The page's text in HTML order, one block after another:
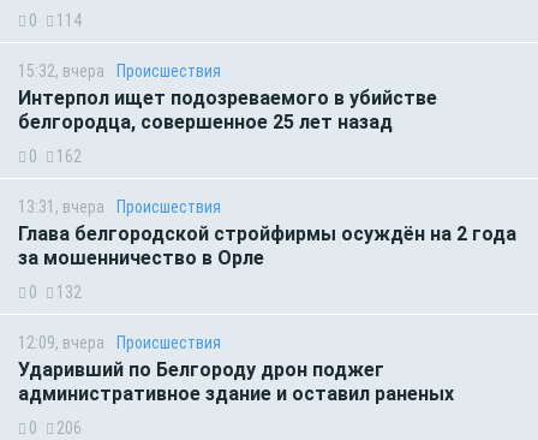
0 114
15:32, вчера Происшествия
Интерпол ищет подозреваемого в убийстве
белгородца, совершенное 25 лет назад
0 162
13:31, вчера Происшествия
Глава белгородской стройфирмы осуждён на 2 года
за мошенничество в Орле
0 132
12:09, вчера Происшествия
Ударивший по Белгороду дрон поджег
административное здание и оставил раненых
0 206